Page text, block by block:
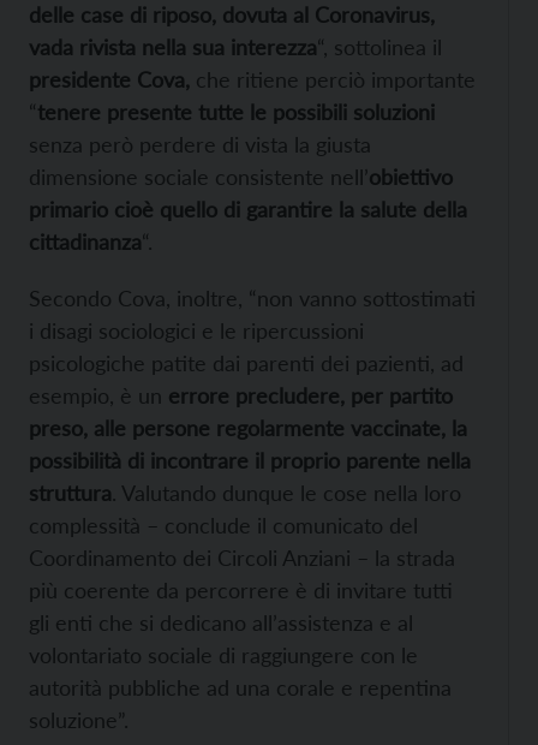
delle case di riposo, dovuta al Coronavirus,
vada rivista nella sua interezza“, sottolinea il
presidente Cova, che ritiene perciò importante
“tenere presente tutte le possibili soluzioni
senza però perdere di vista la giusta
dimensione sociale consistente nell’obiettivo
primario cioè quello di garantire la salute della
cittadinanza“.
Secondo Cova, inoltre, “non vanno sottostimati
i disagi sociologici e le ripercussioni
psicologiche patite dai parenti dei pazienti, ad
esempio, è un errore precludere, per partito
preso, alle persone regolarmente vaccinate, la
possibilità di incontrare il proprio parente nella
struttura. Valutando dunque le cose nella loro
complessità – conclude il comunicato del
Coordinamento dei Circoli Anziani – la strada
più coerente da percorrere è di invitare tutti
gli enti che si dedicano all’assistenza e al
volontariato sociale di raggiungere con le
autorità pubbliche ad una corale e repentina
soluzione”.